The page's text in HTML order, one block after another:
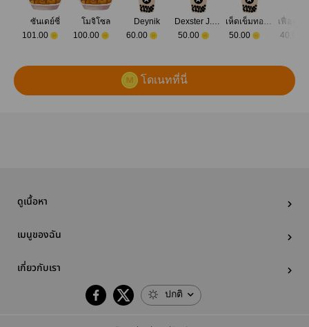
ซันเดย์ซี่
101.00
โมจิโซล
100.00
Deynik
60.00
50.00
50.00
เฟื่องทิ
40.00
โดเนทที่นี่
ดูเนื้อหา
เมนูของฉัน
เกี่ยวกับเรา
ปกติ